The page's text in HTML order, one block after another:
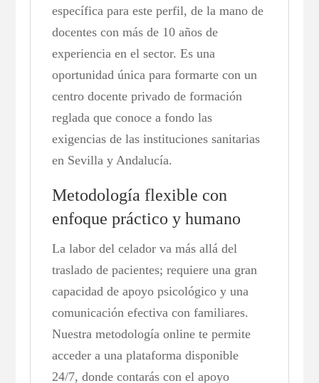
específica para este perfil, de la mano de
docentes con más de 10 años de
experiencia en el sector. Es una
oportunidad única para formarte con un
centro docente privado de formación
reglada que conoce a fondo las
exigencias de las instituciones sanitarias
en Sevilla y Andalucía.
Metodología flexible con
enfoque práctico y humano
La labor del celador va más allá del
traslado de pacientes; requiere una gran
capacidad de apoyo psicológico y una
comunicación efectiva con familiares.
Nuestra metodología online te permite
acceder a una plataforma disponible
24/7, donde contarás con el apoyo